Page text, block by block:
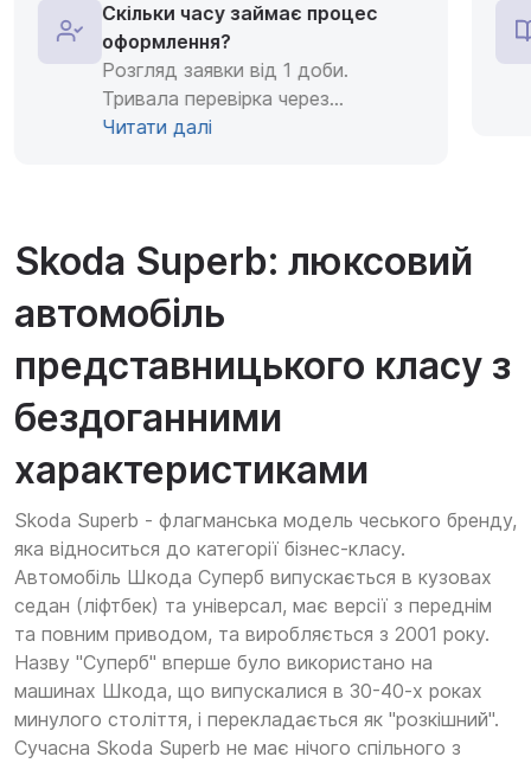
Скільки часу займає процес
оформлення?
Розгляд заявки від 1 доби.
Тривала перевірка через...
Читати далі
Skoda Superb: люксовий
автомобіль
представницького класу з
бездоганними
характеристиками
Skoda Superb - флагманська модель чеського бренду,
яка відноситься до категорії бізнес-класу.
Автомобіль Шкода Суперб випускається в кузовах
седан (ліфтбек) та універсал, має версії з переднім
та повним приводом, та виробляється з 2001 року.
Назву "Суперб" вперше було використано на
машинах Шкода, що випускалися в 30-40-х роках
минулого століття, і перекладається як "розкішний".
Сучасна Skoda Superb не має нічого спільного з